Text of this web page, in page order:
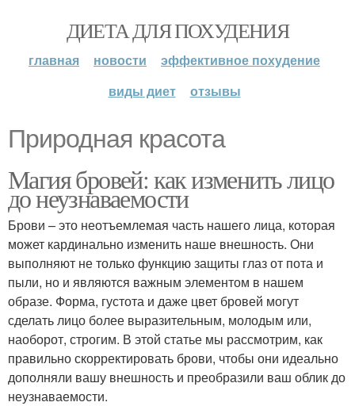
ДИЕТА ДЛЯ ПОХУДЕНИЯ
главная новости
эффективное похудение
виды диет
отзывы
Природная красота
Магия бровей: как изменить лицо
до неузнаваемости
Брови – это неотъемлемая часть нашего лица, которая
может кардинально изменить наше внешность. Они
выполняют не только функцию защиты глаз от пота и
пыли, но и являются важным элементом в нашем
образе. Форма, густота и даже цвет бровей могут
сделать лицо более выразительным, молодым или,
наоборот, строгим. В этой статье мы рассмотрим, как
правильно скорректировать брови, чтобы они идеально
дополняли вашу внешность и преобразили ваш облик до
неузнаваемости.